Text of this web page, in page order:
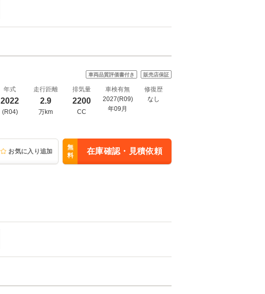
車両品質評価書付き 販売店保証
年式
2022
(R04)
走行距離
2.9
万km
排気量
2200
CC
車検有無
2027(R09)
年09月
修復歴
なし
お気に入り追加
無
料
在庫確認・見積依頼